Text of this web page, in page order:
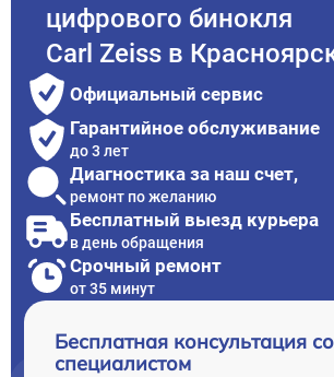
цифрового бинокля
Carl Zeiss в
Официальный сервис
Гарантийное обслуживание
до 3 лет
Диагностика за наш счет,
ремонт по желанию
Бесплатный выезд курьера
в день обращения
Срочный ремонт
от 35 минут
Бесплатная консультация со
специалистом